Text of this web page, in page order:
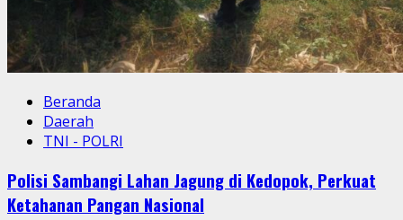
Beranda
Daerah
TNI - POLRI
Polisi Sambangi Lahan Jagung di Kedopok, Perkuat
Ketahanan Pangan Nasional